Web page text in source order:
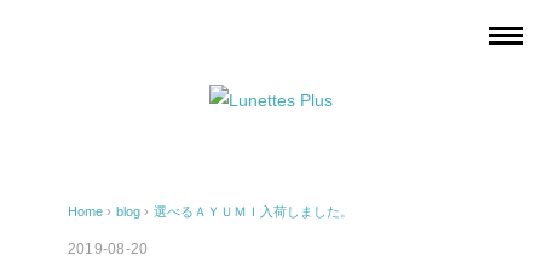
Home › blog › 選べるＡＹＵＭＩ入荷しました。
2019-08-20